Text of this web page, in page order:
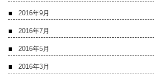
2016年9月
2016年7月
2016年5月
2016年3月